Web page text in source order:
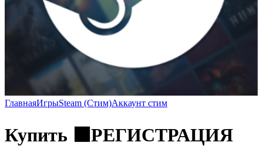
ГлавнаяИгрыSteam (Стим)Аккаунт стим
Купить 🟧РЕГИСТРАЦИЯ